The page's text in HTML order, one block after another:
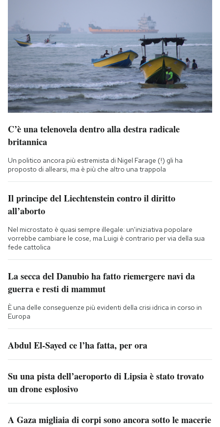
C’è una telenovela dentro alla destra radicale
britannica
Un politico ancora più estremista di Nigel Farage (!) gli ha
proposto di allearsi, ma è più che altro una trappola
Il principe del Liechtenstein contro il diritto
all’aborto
Nel microstato è quasi sempre illegale: un'iniziativa popolare
vorrebbe cambiare le cose, ma Luigi è contrario per via della sua
fede cattolica
La secca del Danubio ha fatto riemergere navi da
guerra e resti di mammut
È una delle conseguenze più evidenti della crisi idrica in corso in
Europa
Abdul El-Sayed ce l’ha fatta, per ora
Su una pista dell’aeroporto di Lipsia è stato trovato
un drone esplosivo
A Gaza migliaia di corpi sono ancora sotto le macerie